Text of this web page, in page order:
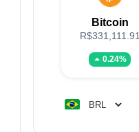
Bitcoin
R$331,111.91
0.24%